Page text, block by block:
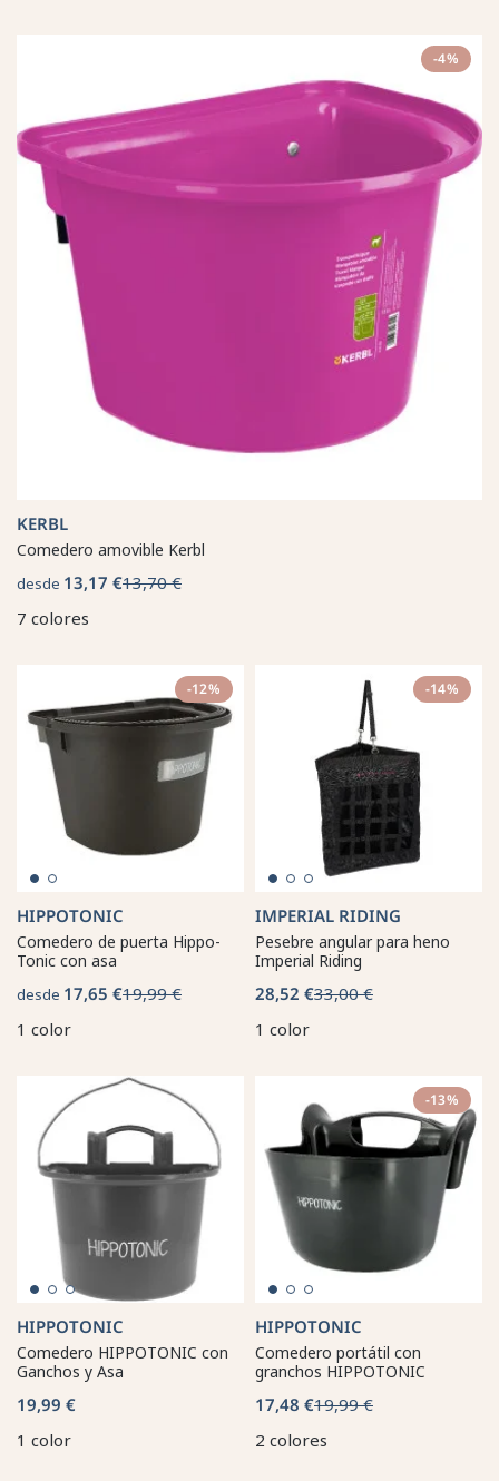
-4%
KERBL
Comedero amovible Kerbl
desde 13,17 €13,70 €
7 colores
-12%
HIPPOTONIC
Comedero de puerta Hippo-
Tonic con asa
desde 17,65 €19,99 €
1 color
-14%
IMPERIAL RIDING
Pesebre angular para heno
Imperial Riding
28,52 €33,00 €
1 color
HIPPOTONIC
Comedero HIPPOTONIC con
Ganchos y Asa
19,99 €
1 color
-13%
HIPPOTONIC
Comedero portátil con
granchos HIPPOTONIC
17,48 €19,99 €
2 colores